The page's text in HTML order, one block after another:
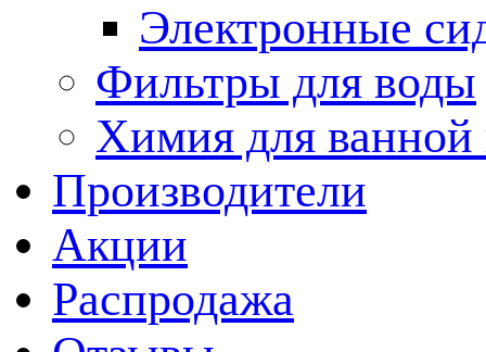
Электронные
Фильтры для воды
Химия для ванной
Производители
Акции
Распродажа